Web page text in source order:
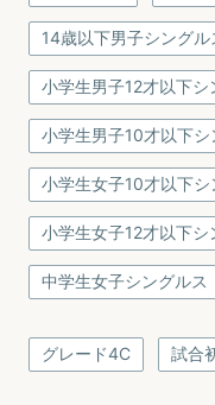
14歳以下男子シングル
小学生男子12才以下シ
小学生男子10才以下シ
小学生女子10才以下シ
小学生女子12才以下シ
中学生女子シングルス
グレード4C 試合